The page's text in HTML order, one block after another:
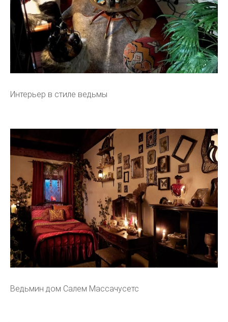
Интерьер в стиле ведьмы
Ведьмин дом Салем Массачусетс